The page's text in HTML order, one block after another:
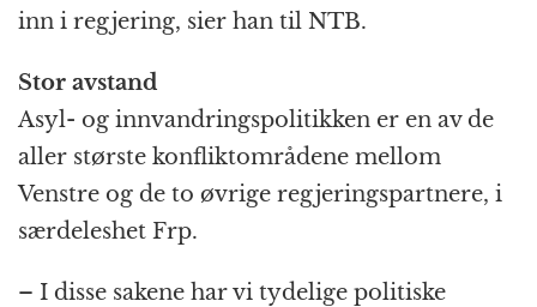
inn i regjering, sier han til NTB.
Stor avstand
Asyl- og innvandringspolitikken er en av de
aller største konfliktområdene mellom
Venstre og de to øvrige regjeringspartnere, i
særdeleshet Frp.
– I disse sakene har vi tydelige politiske